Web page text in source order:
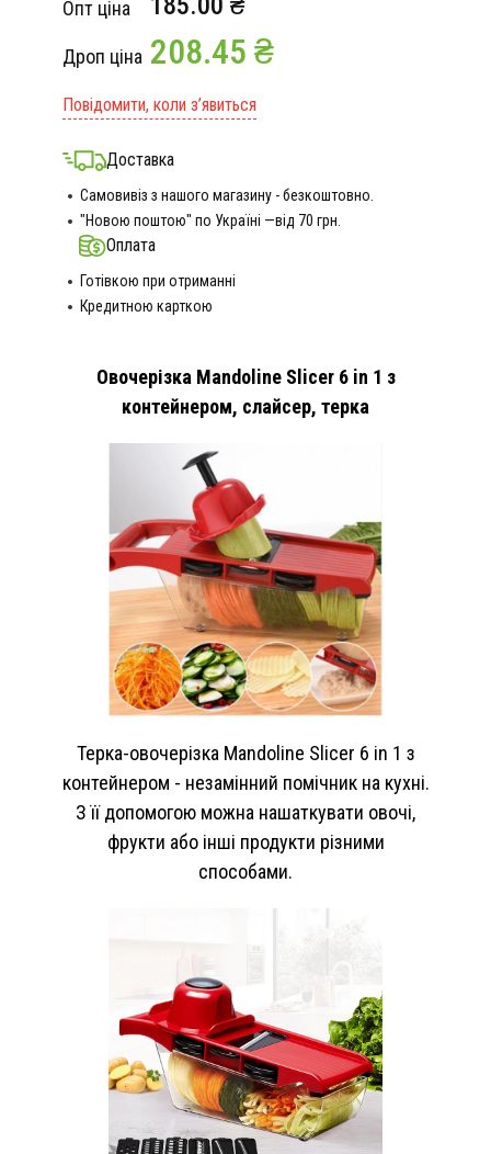
Опт ціна
Дроп ціна 208.45 ₴
Повідомити, коли з’явиться
Доставка
Самовивіз з нашого магазину - безкоштовно.
"Новою поштою" по Україні —від 70 грн.
Оплата
Готівкою при отриманні
Кредитною карткою
Овочерізка Mandoline Slicer 6 in 1 з
контейнером, слайсер, терка
Терка-овочерізка Mandoline Slicer 6 in 1 з
контейнером - незамінний помічник на кухні.
З її допомогою можна нашаткувати овочі,
фрукти або інші продукти різними
способами.